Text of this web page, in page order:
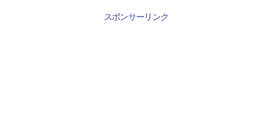
スポンサーリンク